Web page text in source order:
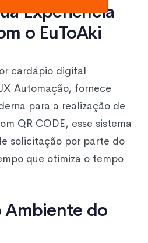
Experiência
o EuToAki
cardápio digital
Automação, fornece
para a realização de
QR CODE, esse sistema
solicitação por parte do
que otimiza o tempo
Ambiente do